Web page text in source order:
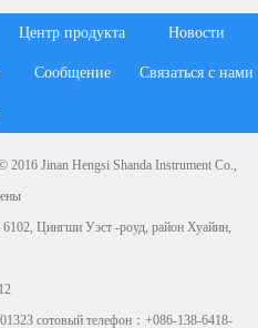
Центр продукта Новости
Сообщение Связаться с нами
Jinan Hengsi Shanda Instrument Co.,
Цингши Уэст -роуд, район Хуайин,
сотовый телефон：+086-138-6418-